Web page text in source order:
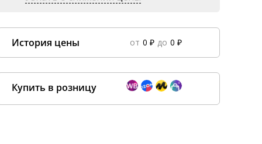
История цены от 0 ₽ до 0 ₽
Купить в розницу